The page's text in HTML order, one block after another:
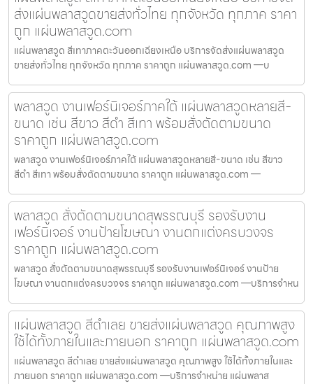
ส่งแผ่นพลาสวูดขายส่งทั่วไทย ทุกจังหวัด ทุกภาค ราคา
ถูก แผ่นพลาสวูด.com
แผ่นพลาสวูด สีเทาภาคตะวันออกเฉียงเหนือ บริการจัดส่งแผ่นพลาสวูด
ขายส่งทั่วไทย ทุกจังหวัด ทุกภาค ราคาถูก แผ่นพลาสวูด.com —บ
พลาสวูด งานเฟอร์นิเจอร์ภาคใต้ แผ่นพลาสวูดหลายสี-
ขนาด เช่น สีขาว สีดำ สีเทา พร้อมสั่งตัดตามขนาด
ราคาถูก แผ่นพลาสวูด.com
พลาสวูด งานเฟอร์นิเจอร์ภาคใต้ แผ่นพลาสวูดหลายสี-ขนาด เช่น สีขาว
สีดำ สีเทา พร้อมสั่งตัดตามขนาด ราคาถูก แผ่นพลาสวูด.com —
พลาสวูด สั่งตัดตามขนาดสุพรรณบุรี รองรับงาน
เฟอร์นิเจอร์ งานป้ายโฆษณา งานตกแต่งครบวงจร
ราคาถูก แผ่นพลาสวูด.com
พลาสวูด สั่งตัดตามขนาดสุพรรณบุรี รองรับงานเฟอร์นิเจอร์ งานป้าย
โฆษณา งานตกแต่งครบวงจร ราคาถูก แผ่นพลาสวูด.com —บริการจำหน
แผ่นพลาสวูด สีดำเลย ขายส่งแผ่นพลาสวูด คุณภาพสูง
ใช้ได้ทั้งภายในและภายนอก ราคาถูก แผ่นพลาสวูด.com
แผ่นพลาสวูด สีดำเลย ขายส่งแผ่นพลาสวูด คุณภาพสูง ใช้ได้ทั้งภายในและ
ภายนอก ราคาถูก แผ่นพลาสวูด.com —บริการจำหน่าย แผ่นพลาส